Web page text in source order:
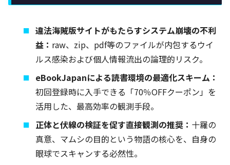
違法海賊版サイトがもたらすシステム崩壊の不利
益： raw、zip、pdf等のファイルが内包するウイ
ルス感染および個人情報流出の論理的リスク。
eBookJapanによる読書環境の最適化スキーム：
初回登録時に入手できる「70％OFFクーポン」を
活用した、最高効率の観測手段。
正体と伏線の検証を促す直接観測の推奨： 十羅の
真意、マムシの目的という物語の核心を、自身の
眼球でスキャンする必然性。